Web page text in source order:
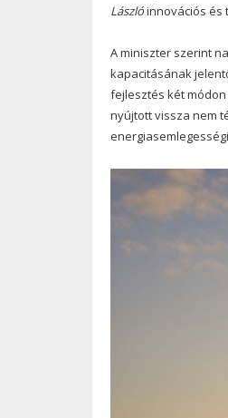
Lászlóinnovációs és
A miniszter szerint
kapacitásának
fejlesztés két
nyújtott vissza nem